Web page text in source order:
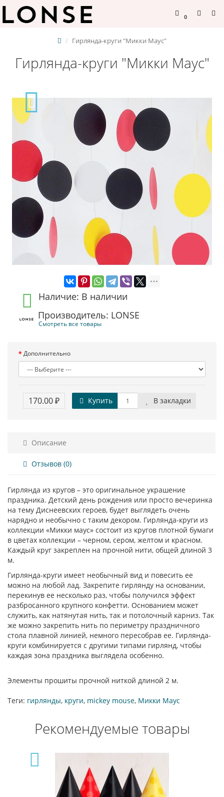
0
Гирлянда-круги "Микки Маус"
Гирлянда-круги "Микки Маус"
Наличие: В наличии
Производитель: LONSE
Смотреть все товары
Дополнительно
170.00 ₽ Купить В закладки
Описание
Отзывов (0)
Гирлянда из кругов – это оригинальное украшение
праздника. Детский день рождения или просто вечеринка
на тему Диснеевских героев, будет выглядеть очень
нарядно и необычно с таким декором. Гирлянда-круги из
коллекции «Микки маус» состоит из кругов плотной бумаги
в цветах коллекции – черном, сером, желтом и красном.
Каждый круг закреплен на прочной нити, общей длиной 3
м.
Гирлянда-круги имеет необычный вид и повесить ее
можно на любой лад. Закрепите гирлянду на основании,
перекинув ее несколько раз, чтобы получился эффект
разбросанного крупного конфетти. Основанием может
служить, как натянутая нить, так и потолочный карниз. Так
же можно закрепить нить по периметру праздничного
стола плавной линией, немного пересобрав ее. Гирлянда-
круги комбинируется с другими типами гирлянд, чтобы
каждая зона праздника выглядела особенно.
Элементы прошиты прочной ниткой длиной 2 м.
Теги: гирлянды, круги, mickey mouse, Микки Маус
Рекомендуемые товары